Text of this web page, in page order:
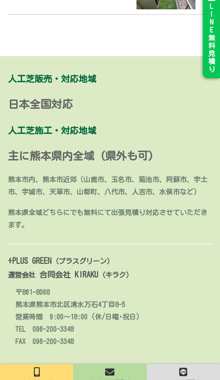
L
N
E
無
料
見
積
り
人工芝販売・対応地域
日本全国対応
人工芝施工・対応地域
主に熊本県内全域 (県外も可)
熊本市内、熊本市近郊（山鹿市、玉名市、菊池市、阿蘇市、宇土
市、宇城市、天草市、山都町、八代市、人吉市、水俣市など）
熊本県全域どちらにでも無料にて出張見積り対応させていただき
ます。
+PLUS GREEN
（プラスグリーン）
運営会社 合同会社 KIRAKU （キラク）
〒861-8068
熊本県熊本市北区清水万石4丁目8-5
営業時間 9:00～18:00 (休/日曜･祝日)
TEL 096-200-3348
FAX 096-200-3348